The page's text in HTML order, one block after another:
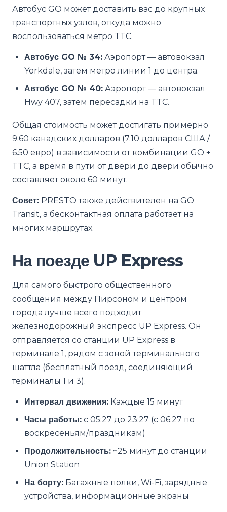
Автобус GO может доставить вас до крупных
транспортных узлов, откуда можно
воспользоваться метро TTC.
Автобус GO № 34: Аэропорт — автовокзал
Yorkdale, затем метро линии 1 до центра.
Автобус GO № 40: Аэропорт — автовокзал
Hwy 407, затем пересадки на TTC.
Общая стоимость может достигать примерно
9.60 канадских долларов (7.10 долларов США /
6.50 евро) в зависимости от комбинации GO +
TTC, а время в пути от двери до двери обычно
составляет около 60 минут.
Совет: PRESTO также действителен на GO
Transit, а бесконтактная оплата работает на
многих маршрутах.
На поезде UP Express
Для самого быстрого общественного
сообщения между Пирсоном и центром
города лучше всего подходит
железнодорожный экспресс UP Express. Он
отправляется со станции UP Express в
терминале 1, рядом с зоной терминального
шаттла (бесплатный поезд, соединяющий
терминалы 1 и 3).
Интервал движения: Каждые 15 минут
Часы работы: с 05:27 до 23:27 (с 06:27 по
воскресеньям/праздникам)
Продолжительность: ~25 минут до станции
Union Station
На борту: Багажные полки, Wi-Fi, зарядные
устройства, информационные экраны